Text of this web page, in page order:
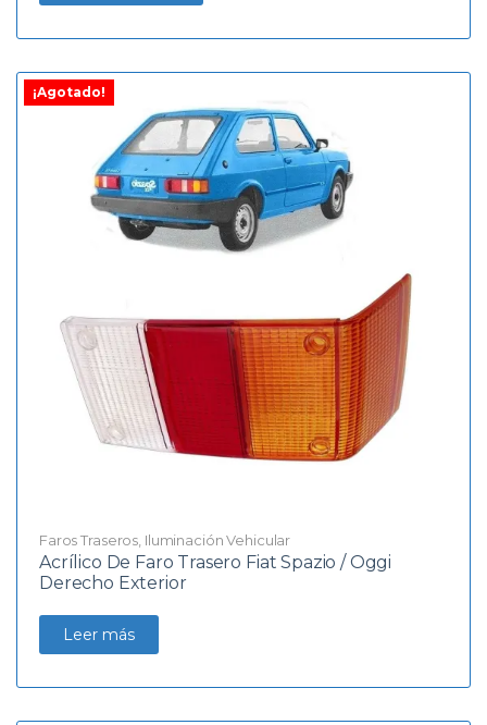
¡Agotado!
Faros Traseros Iluminación Vehicular
Acrílico De Faro Trasero Fiat Spazio / Oggi
Derecho Exterior
Leer más